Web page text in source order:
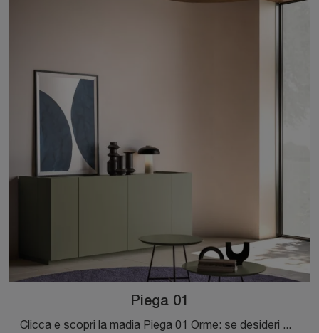
Piega 01
Clicca e scopri la madia Piega 01 Orme: se desideri mobili in laccato opaco per stanze moderne, questa è la scelta ideale per te!